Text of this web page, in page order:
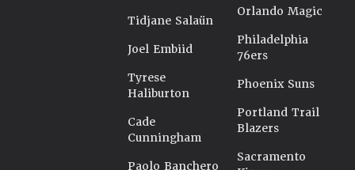
Tidjane Salaün
Joel Embiid
Tyrese
Haliburton
Cade
Cunningham
Paolo Banchero
Orlando Magic
Philadelphia
76ers
Phoenix Suns
Portland Trail
Blazers
Sacramento